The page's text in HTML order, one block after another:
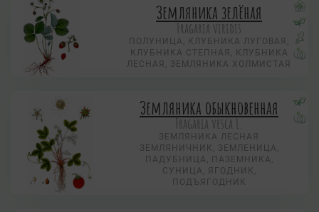
Земляника зелёная
Fragaria viridis
ПОЛУНИЦА, КЛУБНИКА ЛУГОВАЯ,
КЛУБНИКА СТЕПНАЯ, КЛУБНИКА
ЛЕСНАЯ, ЗЕМЛЯНИКА ХОЛМИСТАЯ
Земляника обыкновенная
Fragaria vesca L.
ЗЕМЛЯНИКА ЛЕСНАЯ
ЗЕМЛЯНИЧНИК, ЗЕМЛЕНИЦА,
ПАДУБНИЦА, ПАЗЕМНИКА,
СУНИЦА, ЯГОДНИК,
ПОДЪЯГОДНИК